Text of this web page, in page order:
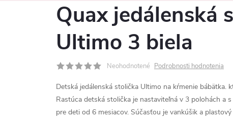
Quax jedálenská
Ultimo 3 biela
Neohodnotené Podrobnosti hodnotenia
Detská jedálenská stolička Ultimo na kŕmenie bábätka.
Rastúca detská stolička je nastaviteľná v 3 polohách a
pre deti od 6 mesiacov. Súčasťou je vankúšik a